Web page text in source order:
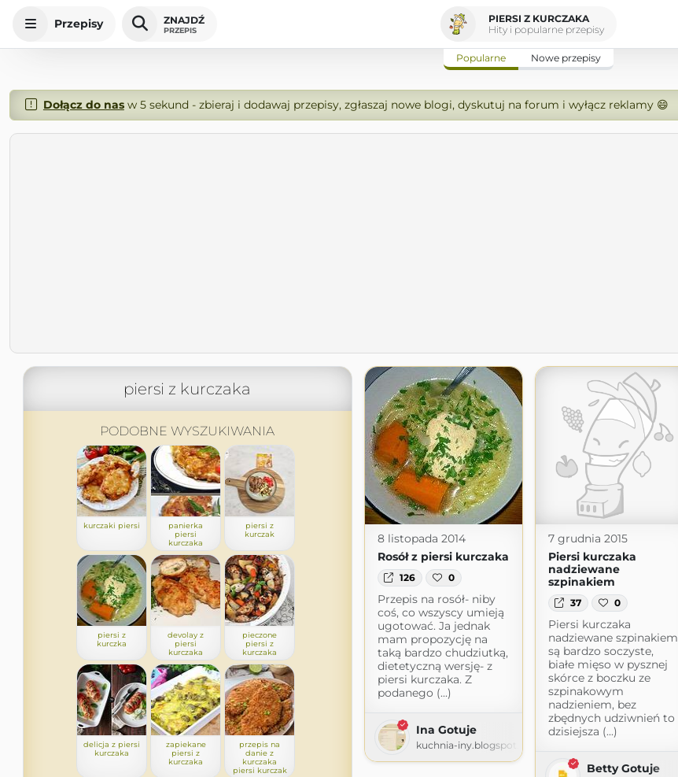
Przepisy ZNAJDŹ
PRZEPIS
PIERSI Z KURCZAKA
Hity i popularne przepisy
Popularne Nowe przepisy
Dołącz do nasw 5 sekund - zbieraj i dodawaj przepisy, zgłaszaj nowe blogi, dyskutuj na forum i wyłącz reklamy 😄
piersi z kurczaka
PODOBNE WYSZUKIWANIA
kurczaki piersi
panierka
piersi
kurczaka
piersi z
kurczak
piersi z
kurczka
devolay z
piersi
kurczaka
pieczone
piersi z
kurczaka
delicja z piersi
kurczaka
zapiekane
piersi z
kurczaka
przepis na
danie z
kurczaka
piersi kurczak
8 listopada 2014
Rosół z piersi kurczaka
126 0
Przepis na rosół- niby
coś, co wszyscy umieją
ugotować. Ja jednak
mam propozycję na
taką bardzo chudziutką,
dietetyczną wersję- z
piersi kurczaka. Z
podanego (...)
Ina Gotuje
kuchnia-iny.blogspot.com
7 grudnia 2015
Piersi kurczaka
nadziewane
szpinakiem
37 0
Piersi kurczaka
nadziewane szpinakiem
są bardzo soczyste,
białe mięso w pysznej
skórce z boczku ze
szpinakowym
nadzieniem, bez
zbędnych udziwnień to
dzisiejsza (...)
Betty Gotuje